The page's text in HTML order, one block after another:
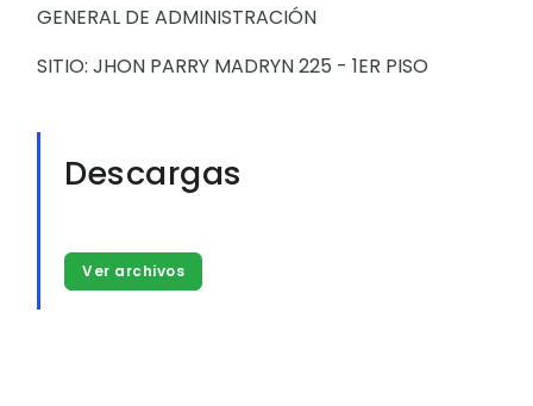
GENERAL DE ADMINISTRACIÓN
SITIO: JHON PARRY MADRYN 225 - 1ER PISO
Descargas
Ver archivos